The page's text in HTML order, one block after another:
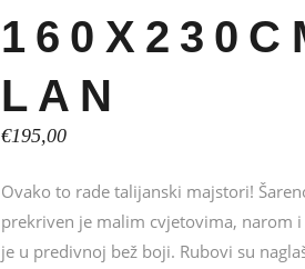
LAN
€195,00
Ovako to rade talijanski majstori!
prekriven je malim cvjetovima, narom
je u predivnoj bež boji. Rubovi su